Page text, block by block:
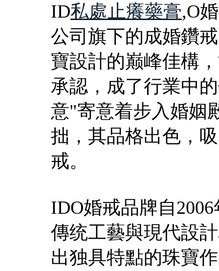
ID私處止癢藥膏,O
公司旗下的成婚鑽
寶設計的巅峰佳構
承認，成了行業中
意"寄意着步入婚姻
拙，其品格出色，
戒。
IDO婚戒品牌自
傳统工藝與現代設
出独具特點的珠寶